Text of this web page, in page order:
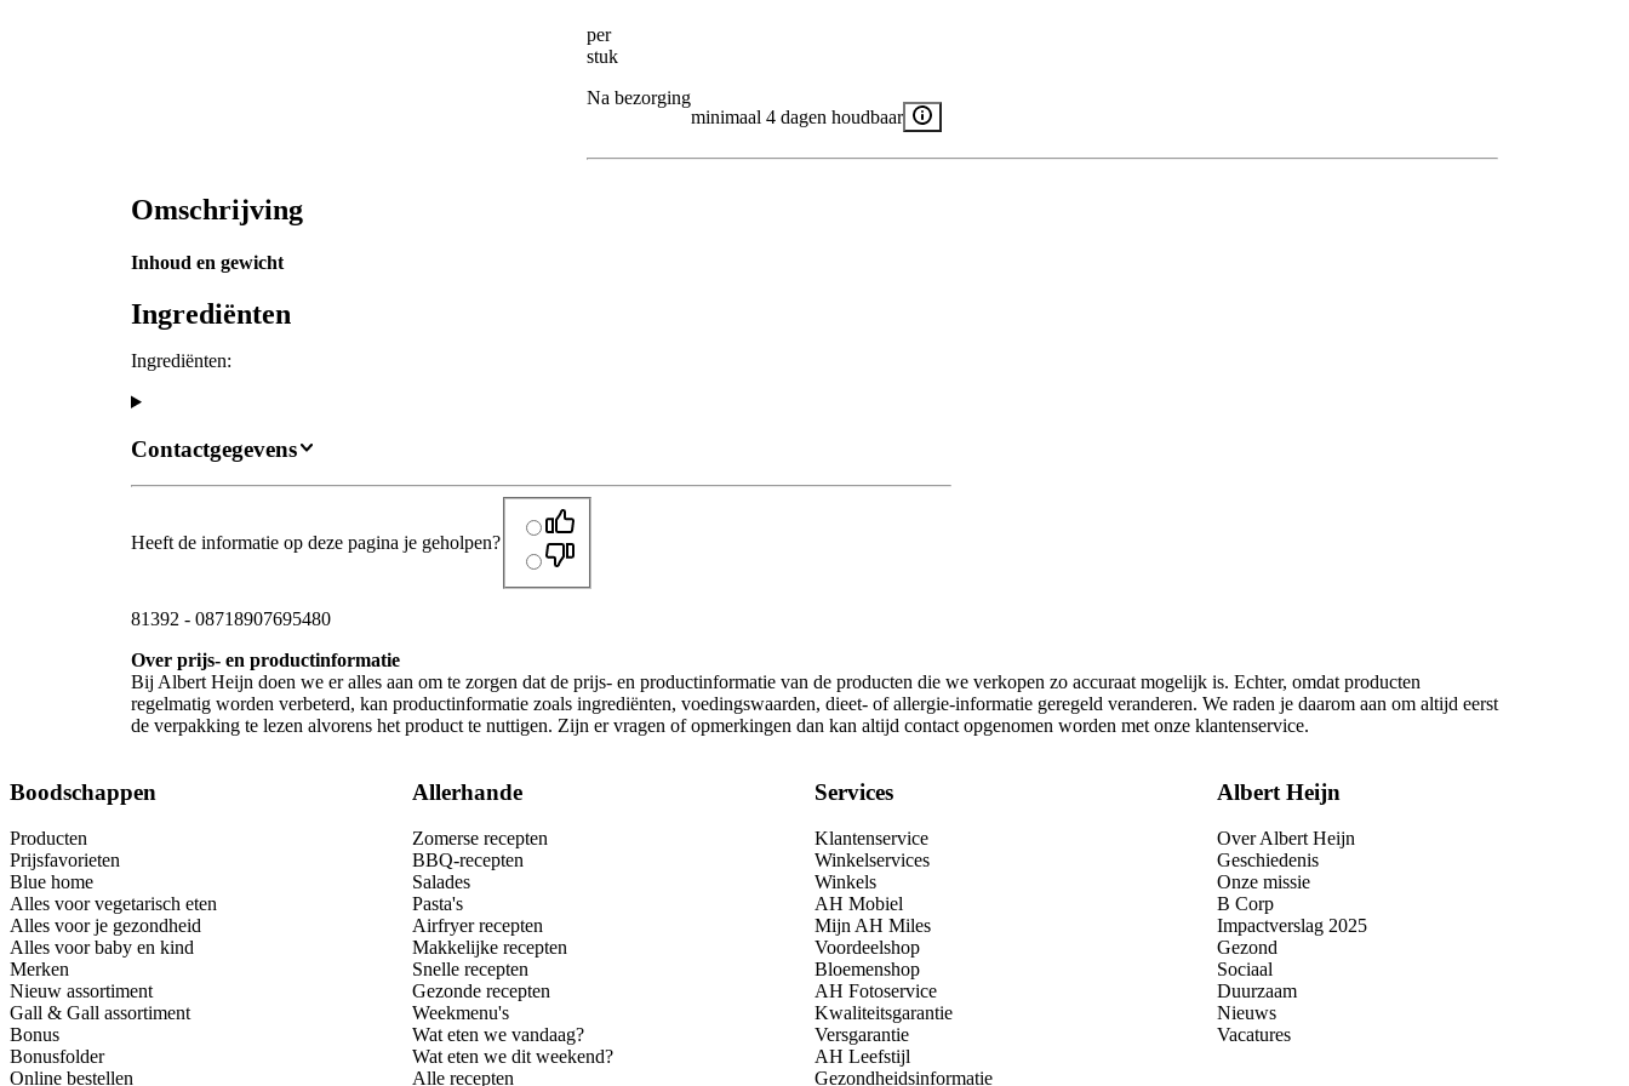
per
stuk
Na bezorging
minimaal 4 dagen houdbaar
Omschrijving
Inhoud en gewicht
Ingrediënten
Ingrediënten:
Contactgegevens
Heeft de informatie op deze pagina je geholpen?
81392 - 08718907695480
Over prijs- en productinformatie
Bij Albert Heijn doen we er alles aan om te zorgen dat de prijs- en productinformatie van de producten die we verkopen zo accuraat mogelijk is. Echter, omdat producten
regelmatig worden verbeterd, kan productinformatie zoals ingrediënten, voedingswaarden, dieet- of allergie-informatie geregeld veranderen. We raden je daarom aan om altijd eerst
de verpakking te lezen alvorens het product te nuttigen. Zijn er vragen of opmerkingen dan kan altijd contact opgenomen worden met onze klantenservice.
Boodschappen
Producten
Prijsfavorieten
Blue home
Alles voor vegetarisch eten
Alles voor je gezondheid
Alles voor baby en kind
Merken
Nieuw assortiment
Gall & Gall assortiment
Bonus
Bonusfolder
Online bestellen
Allerhande
Zomerse recepten
BBQ-recepten
Salades
Pasta's
Airfryer recepten
Makkelijke recepten
Snelle recepten
Gezonde recepten
Weekmenu's
Wat eten we vandaag?
Wat eten we dit weekend?
Alle recepten
Services
Klantenservice
Winkelservices
Winkels
AH Mobiel
Mijn AH Miles
Voordeelshop
Bloemenshop
AH Fotoservice
Kwaliteitsgarantie
Versgarantie
AH Leefstijl
Gezondheidsinformatie
Albert Heijn
Over Albert Heijn
Geschiedenis
Onze missie
B Corp
Impactverslag 2025
Gezond
Sociaal
Duurzaam
Nieuws
Vacatures